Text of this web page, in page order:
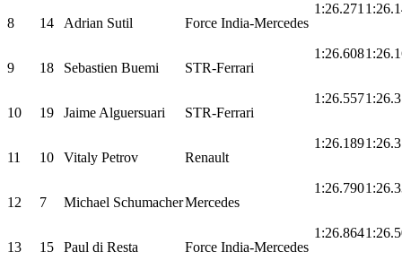
8 14 Adrian Sutil Force India-Mercedes
1:26.271
9 18 Sebastien Buemi STR-Ferrari
1:26.608
10 19 Jaime Alguersuari STR-Ferrari
1:26.557
11 10 Vitaly Petrov Renault
1:26.189
12 7 Michael SchumacherMercedes
1:26.790
13 15 Paul di Resta Force India-Mercedes
1:26.864